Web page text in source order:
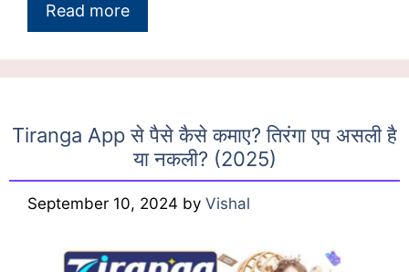
Read more
Tiranga App से पैसे कैसे कमाए? तिरंगा एप असली है
या नकली? (2025)
September 10, 2024 by Vishal